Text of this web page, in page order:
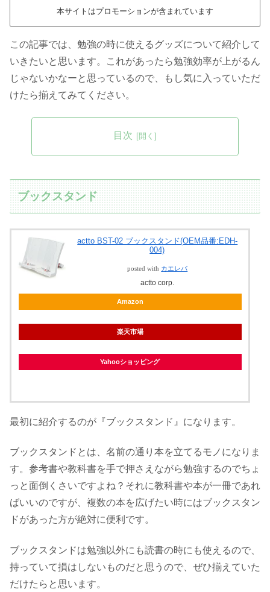
本サイトはプロモーションが含まれています
この記事では、勉強の時に使えるグッズについて紹介して
いきたいと思います。これがあったら勉強効率が上がるん
じゃないかなーと思っているので、もし気に入っていただ
けたら揃えてみてください。
目次
ブックスタンド
actto BST-02 ブックスタンド(OEM品番:EDH-
004)
posted with カエレバ
actto corp.
Amazon
楽天市場
Yahooショッピング
最初に紹介するのが『ブックスタンド』になります。
ブックスタンドとは、名前の通り本を立てるモノになりま
す。参考書や教科書を手で押さえながら勉強するのでちょ
っと面倒くさいですよね？それに教科書や本が一冊であれ
ばいいのですが、複数の本を広げたい時にはブックスタン
ドがあった方が絶対に便利です。
ブックスタンドは勉強以外にも読書の時にも使えるので、
持っていて損はしないものだと思うので、ぜひ揃えていた
だけたらと思います。